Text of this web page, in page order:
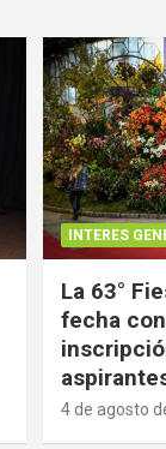
INTERES
La 63°
fecha
4 de agosto